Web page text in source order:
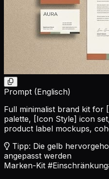
Prompt (Englisch)
Full minimalist brand kit for
palette, [Icon Style] icon
product label mockups,
Tipp: Die gelb
angepasst werden
Marken-Kit #Einschränkung